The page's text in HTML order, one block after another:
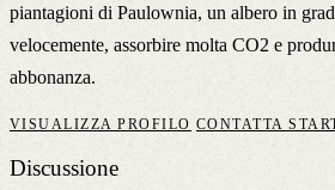
piantagioni di Paulownia, un albero in
velocemente, assorbire molta CO2 e
abbonanza.
VISUALIZZA PROFILO CONTATTA
Discussione